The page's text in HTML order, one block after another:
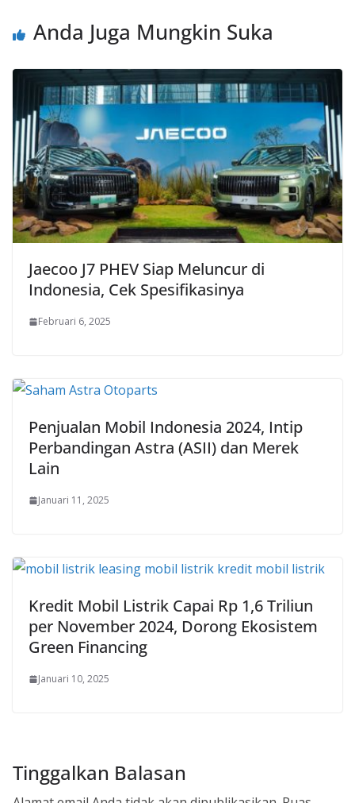
Anda Juga Mungkin Suka
Jaecoo J7 PHEV Siap Meluncur di
Indonesia, Cek Spesifikasinya
Februari 6, 2025
Penjualan Mobil Indonesia 2024, Intip
Perbandingan Astra (ASII) dan Merek
Lain
Januari 11, 2025
Kredit Mobil Listrik Capai Rp 1,6 Triliun
per November 2024, Dorong Ekosistem
Green Financing
Januari 10, 2025
Tinggalkan Balasan